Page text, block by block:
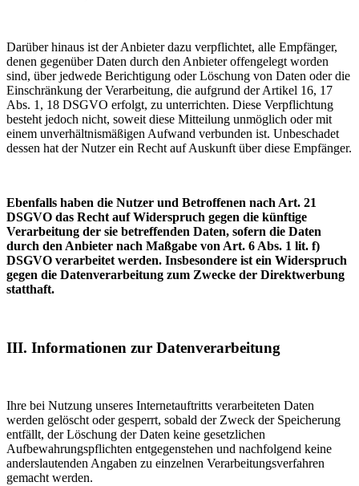
Darüber hinaus ist der Anbieter dazu verpflichtet, alle Empfänger,
denen gegenüber Daten durch den Anbieter offengelegt worden
sind, über jedwede Berichtigung oder Löschung von Daten oder die
Einschränkung der Verarbeitung, die aufgrund der Artikel 16, 17
Abs. 1, 18 DSGVO erfolgt, zu unterrichten. Diese Verpflichtung
besteht jedoch nicht, soweit diese Mitteilung unmöglich oder mit
einem unverhältnismäßigen Aufwand verbunden ist. Unbeschadet
dessen hat der Nutzer ein Recht auf Auskunft über diese Empfänger.
Ebenfalls haben die Nutzer und Betroffenen nach Art. 21
DSGVO das Recht auf Widerspruch gegen die künftige
Verarbeitung der sie betreffenden Daten, sofern die Daten
durch den Anbieter nach Maßgabe von Art. 6 Abs. 1 lit. f)
DSGVO verarbeitet werden. Insbesondere ist ein Widerspruch
gegen die Datenverarbeitung zum Zwecke der Direktwerbung
statthaft.
III. Informationen zur Datenverarbeitung
Ihre bei Nutzung unseres Internetauftritts verarbeiteten Daten
werden gelöscht oder gesperrt, sobald der Zweck der Speicherung
entfällt, der Löschung der Daten keine gesetzlichen
Aufbewahrungspflichten entgegenstehen und nachfolgend keine
anderslautenden Angaben zu einzelnen Verarbeitungsverfahren
gemacht werden.